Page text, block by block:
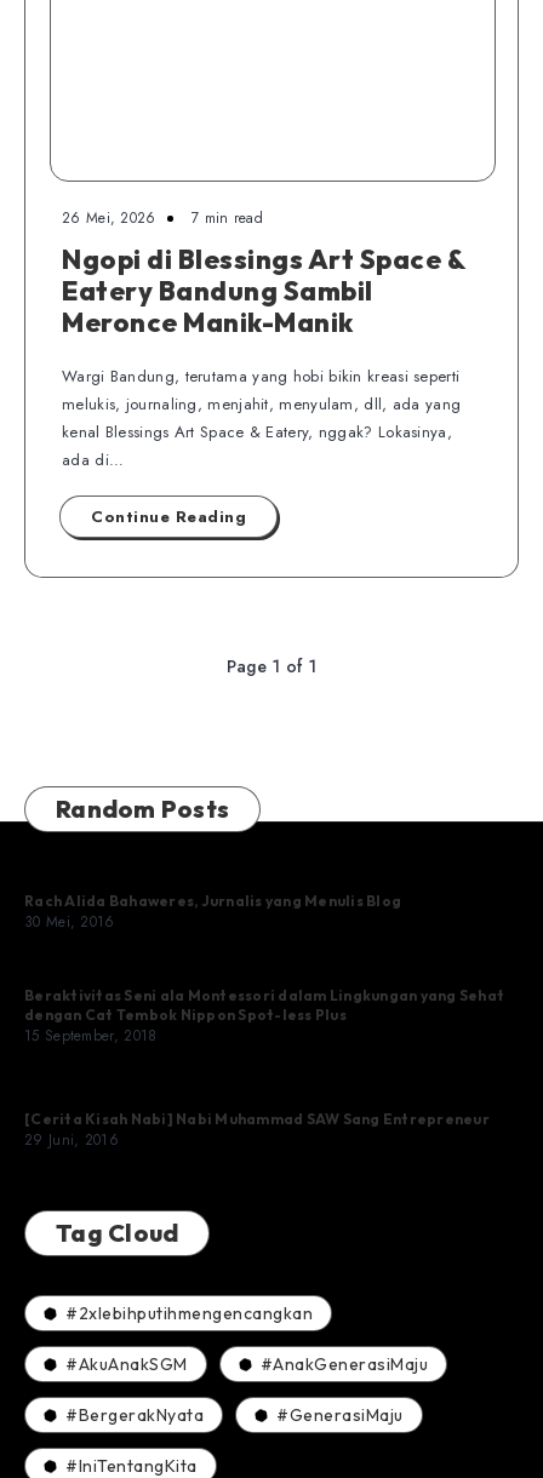
26 Mei, 2026 7 min read
Ngopi di Blessings Art Space &
Eatery Bandung Sambil
Meronce Manik-Manik
Wargi Bandung, terutama yang hobi bikin kreasi seperti
melukis, journaling, menjahit, menyulam, dll, ada yang
kenal Blessings Art Space & Eatery, nggak? Lokasinya,
ada di…
Continue Reading
Page 1 of 1
Random Posts
Rach Alida Bahaweres, Jurnalis yang Menulis Blog
30 Mei, 2016
Beraktivitas Seni ala Montessori dalam Lingkungan yang Sehat
dengan Cat Tembok Nippon Spot-less Plus
15 September, 2018
[Cerita Kisah Nabi] Nabi Muhammad SAW Sang Entrepreneur
29 Juni, 2016
Tag Cloud
#2xlebihputihmengencangkan
#AkuAnakSGM #AnakGenerasiMaju
#BergerakNyata #GenerasiMaju
#IniTentangKita